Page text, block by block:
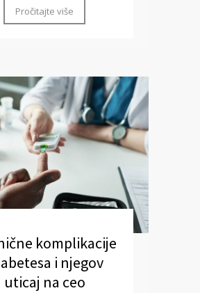
Pročitajte više
komplikacije
i njegov
uticaj na ceo